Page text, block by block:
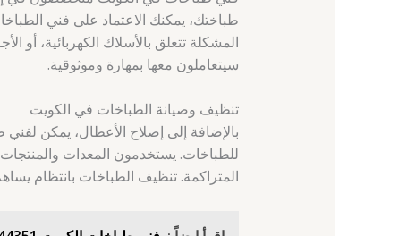
طباختك، يمكنك الاعتماد على فني
المشكلة تتعلق بالأسلاك الكهربائية، أو
سيتعاملون معها بمهارة وموثوقية.
تنظيف وصيانة الطباخات في الكويت
بالإضافة إلى إصلاح الأعطال، يمكن
للطباخات. يستخدمون المعدات
المتراكمة. تنظيف الطباخات بانتظام